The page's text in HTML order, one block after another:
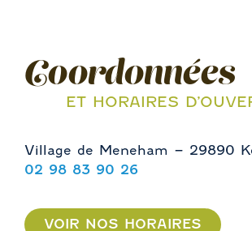
Coordonnées
ET HORAIRES
Village de Meneham – 29890
02 98 83 90 26
VOIR NOS HORAIRES